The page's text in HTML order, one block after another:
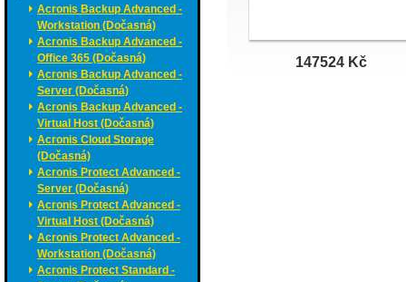
Acronis Backup Advanced -
Workstation (Dočasná)
Acronis Backup Advanced -
Office 365 (Dočasná)
Acronis Backup Advanced -
Server (Dočasná)
Acronis Backup Advanced -
Virtual Host (Dočasná)
Acronis Cloud Storage
(Dočasná)
Acronis Protect Advanced -
Server (Dočasná)
Acronis Protect Advanced -
Virtual Host (Dočasná)
Acronis Protect Advanced -
Workstation (Dočasná)
Acronis Protect Standard -
147524 Kč